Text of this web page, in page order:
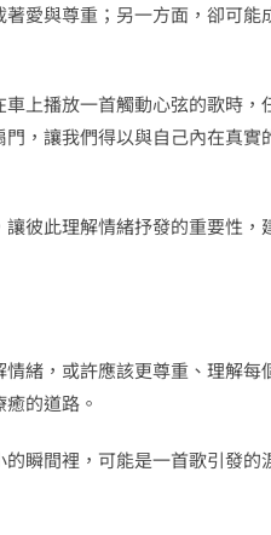
愛與尊重；另一方面，卻可
上播放一首觸動心弦的歌時
，讓我們得以與自己內在真
彼此理解情緒抒發的重要性
緒，或許應該更尊重、理解
的道路。
瞬間裡，可能是一首歌引發